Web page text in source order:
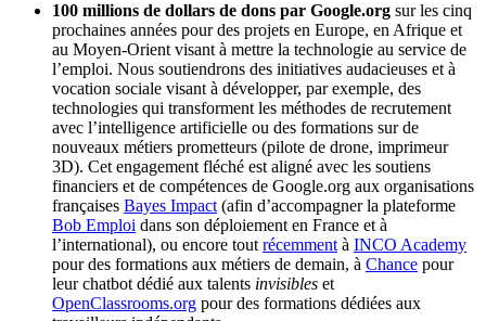
100 millions de dollars de dons par Google.org sur les cinq
prochaines années pour des projets en Europe, en Afrique et
au Moyen-Orient visant à mettre la technologie au service de
l’emploi. Nous soutiendrons des initiatives audacieuses et à
vocation sociale visant à développer, par exemple, des
technologies qui transforment les méthodes de recrutement
avec l’intelligence artificielle ou des formations sur de
nouveaux métiers prometteurs (pilote de drone, imprimeur
3D). Cet engagement fléché est aligné avec les soutiens
financiers et de compétences de Google.org aux organisations
françaises Bayes Impact(afin d’accompagner la plateforme
Bob Emploi dans son déploiement en France et à
l’international), ou encore toutrécemmentà INCO Academy
pour des formations aux métiers de demain, à Chance pour
leur chatbot dédié aux talents invisibles et
OpenClassrooms.org pour des formations dédiées aux